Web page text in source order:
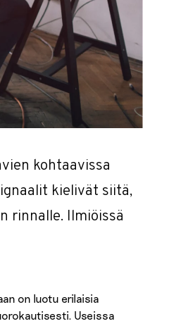
kohtaavissa
kielivät siitä,
rinnalle. Ilmiöissä
on luotu erilaisia
Useissa